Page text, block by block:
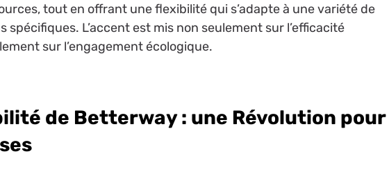
tout en offrant une flexibilité qui s’adapte à une variété de
spécifiques. L’accent est mis non seulement sur l’efficacité
sur l’engagement écologique.
de Betterway : une Révolution pour